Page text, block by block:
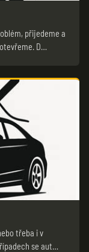
přijedeme a
D…
třeba i v
se aut…